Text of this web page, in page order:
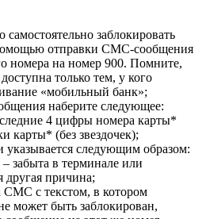
заблокировать
отправки СМС-сообщения
номера на номер 900. Помните,
только тем, у кого
«мобильный банк»;
наберите следующее:
4 цифры номера карты*
карты* (без звездочек);
указывается следующим образом:
забыта в терминале или
другая причина;
СМС с текстом, в котором
может быть заблокирован,